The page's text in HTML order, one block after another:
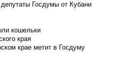
Госдумы от Кубани
кошельки
края
крае метит в Госдуму